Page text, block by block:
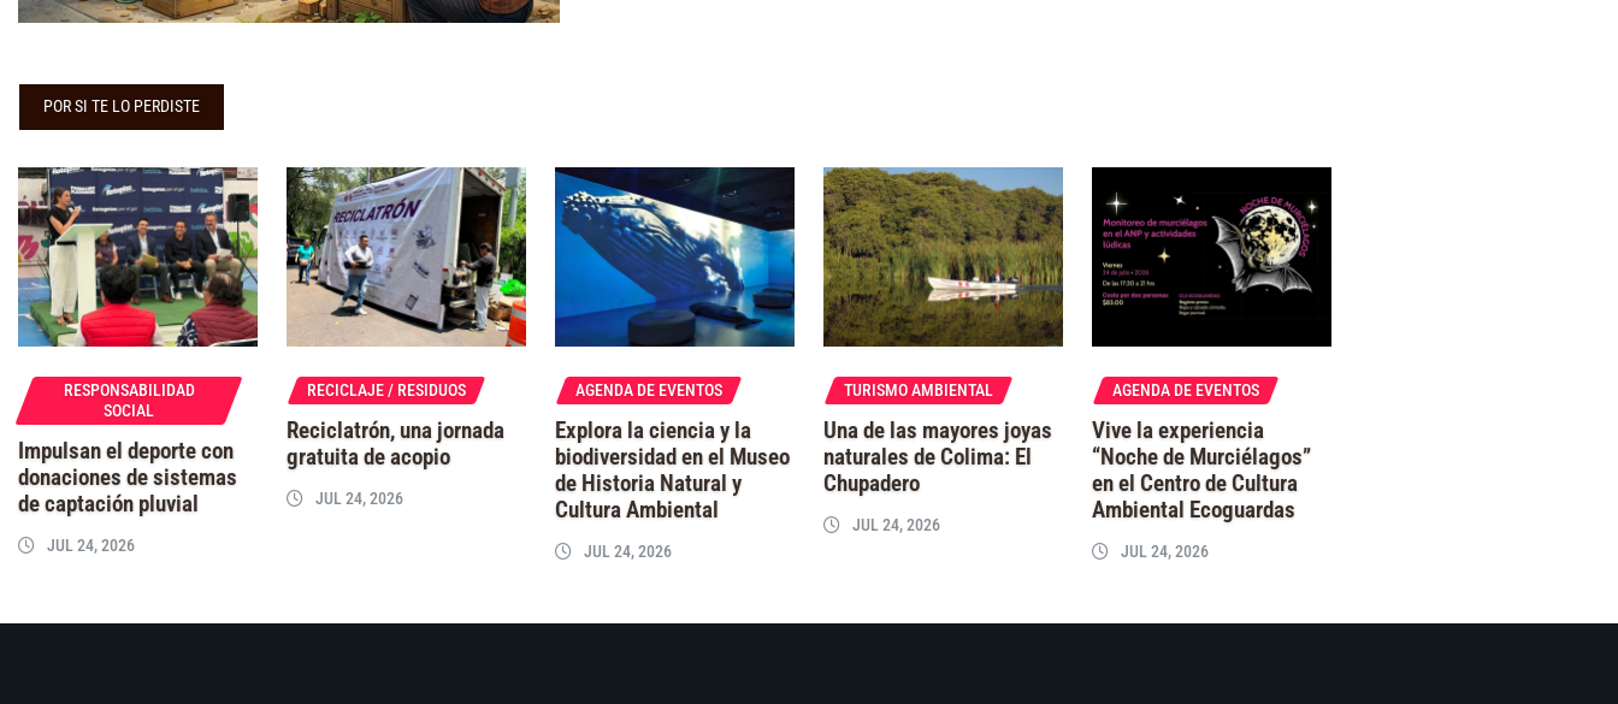
POR SI TE LO PERDISTE
RESPONSABILIDAD
SOCIAL
Impulsan el deporte con
donaciones de sistemas
de captación pluvial
JUL 24, 2026
RECICLAJE / RESIDUOS
Reciclatrón, una jornada
gratuita de acopio
JUL 24, 2026
AGENDA DE EVENTOS
Explora la ciencia y la
biodiversidad en el Museo
de Historia Natural y
Cultura Ambiental
JUL 24, 2026
TURISMO AMBIENTAL
Una de las mayores joyas
naturales de Colima: El
Chupadero
JUL 24, 2026
AGENDA DE EVENTOS
Vive la experiencia
“Noche de Murciélagos”
en el Centro de Cultura
Ambiental Ecoguardas
JUL 24, 2026